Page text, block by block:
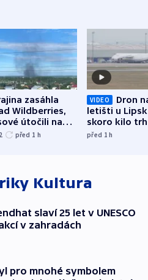
zasáhla
Wildberries,
útočili na
hasiče či
před 1 h
VIDEO
Dron
letišti u
skoro kilo
indicie
před 1h
Kultura
slaví 25 let v UNESCO
v zahradách
pro mnohé symbolem